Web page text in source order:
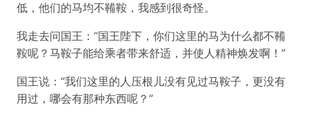
低，他们的马均不鞴鞍，我感到很奇怪。
我走去问国王：“国王陛下，你们这里的马为什么都不鞴
鞍呢？马鞍子能给乘者带来舒适，并使人精神焕发啊！”
国王说：“我们这里的人压根儿没有见过马鞍子，更没有
用过，哪会有那种东西呢？”